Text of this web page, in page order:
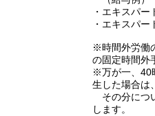
・エキスパ
・エキスパ
※時間外労働
の固定時間外
※万が一、40
生した場合は、
その分につ
します。